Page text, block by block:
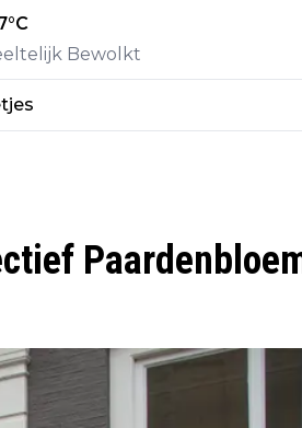
°C
Bewolkt